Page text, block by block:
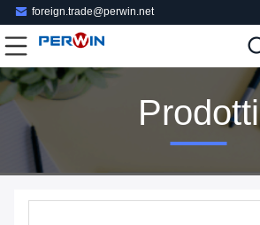
foreign.trade@perwin.net
Prodotti